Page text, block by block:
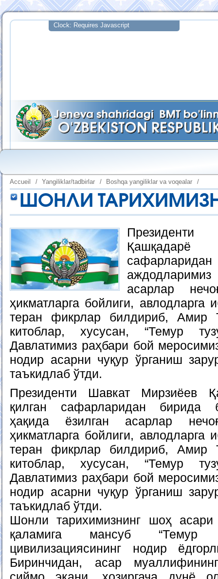
Accueil / Yangiliklar/tadbirlar / Boshqa yangiliklar va voqealar /
ШОНЛИ
Президенти
Қашқадарё
асарлар
ҳикматларга бойлиги, авлодларга
теран фикрлар билдириб, Амир
китоблар, хусусан, “Темур
Давлатимиз раҳбари бой
нодир асарни чуқур ўрганиш
таъкидлаб ўтди.
Президенти Шавкат Мирзиёев
қилган сафарларидан бирида
ҳақида ёзилган асарлар
ҳикматларга бойлиги, авлодларга
теран фикрлар билдириб, Амир
китоблар, хусусан, “Темур
Давлатимиз раҳбари бой
нодир асарни чуқур ўрганиш
таъкидлаб ўтди.
Шонли тарихимизнинг шоҳ
қаламига мансуб “Темур
цивилизациясининг нодир
Биринчидан, асар